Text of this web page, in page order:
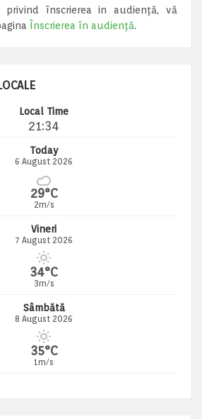
privind înscrierea in audiență, vă
Înscrierea în audiență.
Local Time
21:34
Today
6 August 2026
29°C
2m/s
Vineri
7 August 2026
34°C
3m/s
Sâmbătă
8 August 2026
35°C
1m/s